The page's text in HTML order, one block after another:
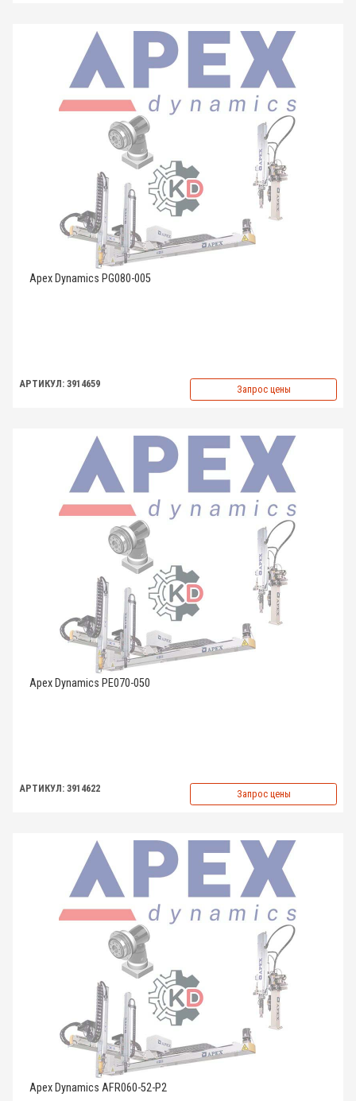
Apex Dynamics PG080-005
АРТИКУЛ: 3914659 Запрос цены
Apex Dynamics PE070-050
АРТИКУЛ: 3914622 Запрос цены
Apex Dynamics AFR060-52-P2